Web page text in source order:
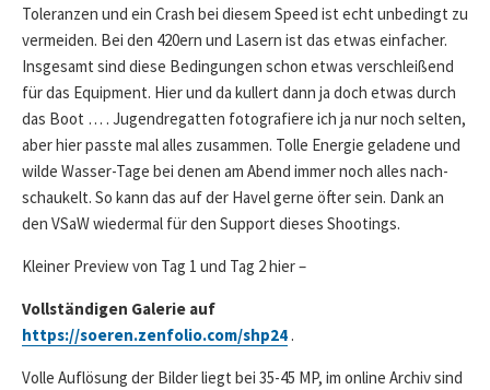
Toleranzen und ein Crash bei diesem Speed ist echt unbedingt zu
vermeiden. Bei den 420ern und Lasern ist das etwas einfacher.
Insgesamt sind diese Bedingungen schon etwas verschleißend
für das Equipment. Hier und da kullert dann ja doch etwas durch
das Boot … . Jugendregatten fotografiere ich ja nur noch selten,
aber hier passte mal alles zusammen. Tolle Energie geladene und
wilde Wasser-Tage bei denen am Abend immer noch alles nach-
schaukelt. So kann das auf der Havel gerne öfter sein. Dank an
den VSaW wiedermal für den Support dieses Shootings.
Kleiner Preview von Tag 1 und Tag 2 hier –
Vollständigen Galerie auf
https://soeren.zenfolio.com/shp24 .
Volle Auflösung der Bilder liegt bei 35-45 MP, im online Archiv sind